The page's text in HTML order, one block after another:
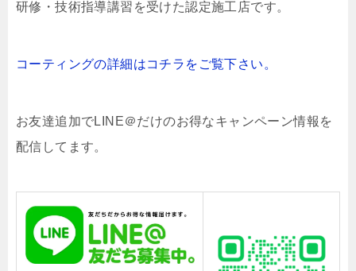
研修・技術指導講習を受けた認定施工店です。
コーティングの詳細はコチラをご覧下さい。
お友達追加でLINE＠だけのお得なキャンペーン情報を
配信してます。